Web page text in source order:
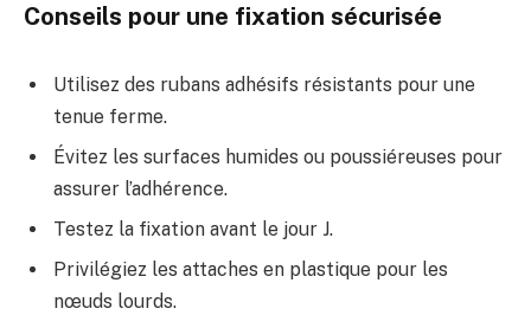
Conseils pour une fixation sécurisée
Utilisez des rubans adhésifs résistants pour une
tenue ferme.
Évitez les surfaces humides ou poussiéreuses pour
assurer l’adhérence.
Testez la fixation avant le jour J.
Privilégiez les attaches en plastique pour les
nœuds lourds.